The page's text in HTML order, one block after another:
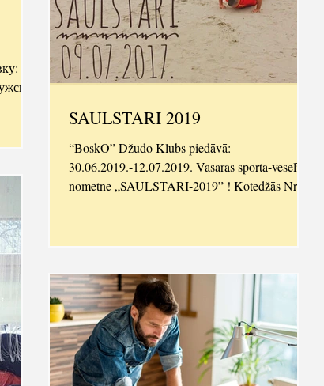
Т-
SAULSTARI 2019
“BoskO” Džudo Klubs piedāvā:
30.06.2019.-12.07.2019. Vasaras sporta-veselības
nometne „SAULSTARI-2019” ! Kotedžās Nr. 3-